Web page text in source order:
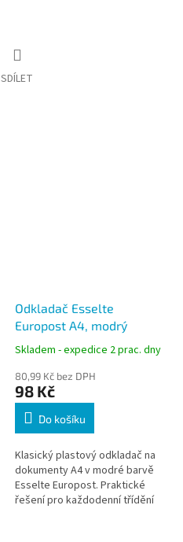
SDÍLET
Odkladač Esselte
Europost A4, modrý
Skladem - expedice 2 prac. dny
80,99 Kč bez DPH
98 Kč
Do košíku
Klasický plastový odkladač na
dokumenty A4 v modré barvě
Esselte Europost. Praktické
řešení pro každodenní třídění